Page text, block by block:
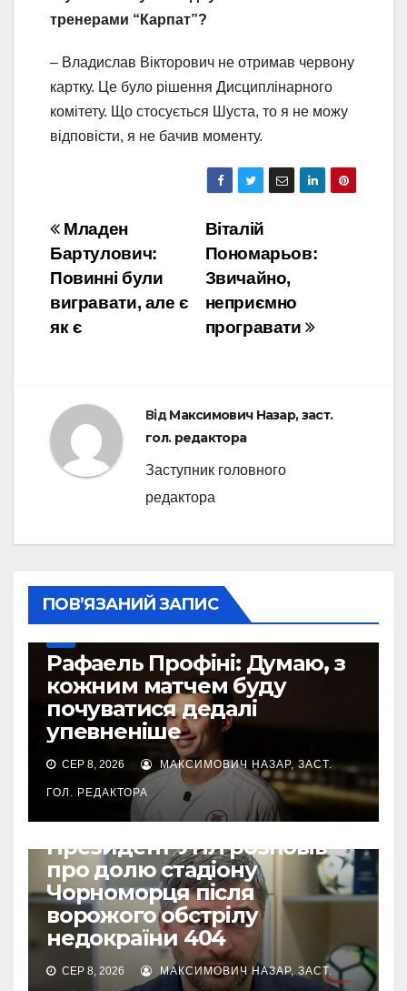
тренерами “Карпат”?
– Владислав Вікторович не отримав червону
картку. Це було рішення Дисциплінарного
комітету. Що стосується Шуста, то я не можу
відповісти, я не бачив моменту.
Навігація
записів
Віталій
Пономарьов:
Звичайно,
неприємно
програвати
Младен
Бартулович:
Повинні були
вигравати, але є
як є
ВідМаксимович Назар, заст.
гол. редактора
Заступник головного
редактора
ПОВ’ЯЗАНИЙ ЗАПИС
Рафаель Профіні: Думаю, з
кожним матчем буду
почуватися дедалі
упевненіше
СЕР 8, 2026 МАКСИМОВИЧ НАЗАР, ЗАСТ.
ГОЛ. РЕДАКТОРА
ВІЙНА УКРАЇНИ ПРОТИ РФ УПЛ
Президент УПЛ розповів
про долю стадіону
Чорноморця після
ворожого обстрілу
недокраїни 404
СЕР 8, 2026 МАКСИМОВИЧ НАЗАР, ЗАСТ.